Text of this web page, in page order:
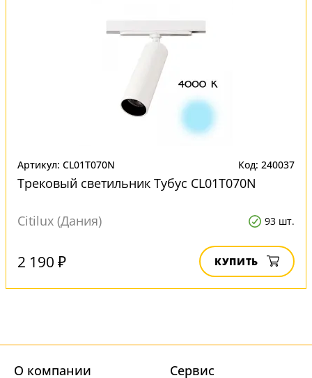
Артикул: CL01T070N Код: 240037
Трековый светильник Тубус CL01T070N
Citilux (Дания) 93 шт.
2 190 ₽ КУПИТЬ
О компании Cервис